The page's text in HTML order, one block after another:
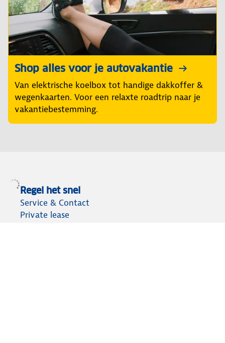
Shop alles voor je autovakantie
Van elektrische koelbox tot handige dakkoffer &
wegenkaarten. Voor een relaxte roadtrip naar je
vakantiebestemming.
Regel het snel
Service & Contact
Private lease